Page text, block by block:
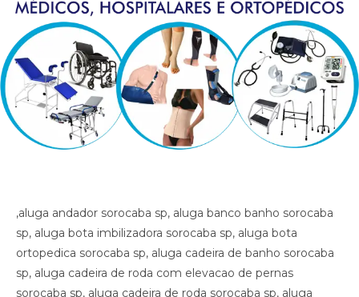
,aluga andador sorocaba sp, aluga banco banho sorocaba sp, aluga bota imbilizadora sorocaba sp, aluga bota ortopedica sorocaba sp, aluga cadeira de banho sorocaba sp, aluga cadeira de roda com elevacao de pernas sorocaba sp, aluga cadeira de roda sorocaba sp, aluga cadeira de roda gordo sorocaba sp, aluga cadeira de roda obeso sorocaba sp, aluga cadeira de rodas para perna reta sorocaba sp, aluga cama fawler sorocaba sp, aluga cama hospitalar sorocaba sp, aluga diva sorocaba sp, aluga maca sorocaba sp, aluga muleta sorocaba sp, alugar cama hospitalar sorocaba sp , aluguel andador sorocaba sp, aluguel banco de banho sorocaba sp, aluguel bota imobilizadora sorocaba sp, aluguel bota ortopedica sorocaba sp, aluguel cadeira de banho sorocaba sp, aluguel cadeira de roda sorocaba sp, aluguel cadeira de roda gordo sorocaba sp, aluguel cadeira de roda obeso sorocaba sp, aluguel cadeira de rodas com elevacao de pernas sorocaba sp, aluguel cadeira de rodas para perna reta sorocaba sp, aluguel cama fawler sorocaba sp, aluguel cama hospitalar sorocaba sp, aluguel diva sorocaba sp, aluguel maca sorocaba sp, aluguel maca sorocaba sp, aluguel muleta sorocaba sp, andador sorocaba sp, artigos hospitalares sorocaba sp, assento para banho sorocaba sp, banco para banho sorocaba sp, bota imibilizadora sorocaba sp, bota imobilizadora sorocaba sp, bota ortopedica barata sorocaba sp, bota ortopedica sorocaba sp, cadeira de higiene sorocaba sp, cadeira de banho sorocaba sp, cadeira de higiene sorocaba sp, cadeira de necessidades sorocaba sp, cadeira de roda gordo sorocaba sp, cadeira de roda obeso sorocaba sp, cadeira de rodas aluguel sorocaba sp, cadeira de rodas elevacao de pernas sorocaba sp, cadeira de rodas higienica sorocaba sp, cadeira de rodas para banho preco sorocaba sp, cadeira de rodas para gordo sorocaba sp, cadeira higienica dobravel sorocaba sp, cadeira higienica preco sorocaba sp, cadeira para banho preco sorocaba sp, cadeira para vaso sorocaba sp, cadeiras de rodas sorocaba sp, calha afo ortopedica pe caido sorocaba sp, calha afo ortopedica pe caido sorocaba sp, calha afo ortopedica pe caido sorocaba sp, cama fawler sorocaba sp, cama hospitalar automatica sorocaba sp, cama hospitalar sorocaba sp, cama hospitalar manual sorocaba sp, cedeira de rodas sorocaba sp, cilindro de oxigenio medicinal sorocaba sp, clinica ortopedica sorocaba sp, clinica so trauma sorocaba sp, colar cervical sorocaba sp, diva sorocaba sp, equipamentos medicos sorocaba sp, fisioterapia sorocaba sp, hospital sorocaba sp, hospital so trauma sorocaba sp, imobilizador articulado cotovelo sorocaba sp, imobilizador articulado joelho sorocaba sp, imobilizador articulado joelho sorocaba sp, imobilizador articulado sorocaba sp, joelheira sorocaba sp, joelheira ortopedica brace sorocaba sp, joelheira ortopedica brace sorocaba sp sorocaba sp, joelheira ortopedica sorocaba sp, joelheira ortopedica sorocaba sp, joelheira ortopedica sorocaba sp, joelheira ortopedica sorocaba sp, joelheira ortopedica sorocaba sp, locacao andador sorocaba sp, locacao banco de banho sorocaba sp, locacao bota imobilizadora sorocaba sp, locacao bota ortopedica sorocaba sp, locacao cadeira de banho sorocaba sp, locacao cadeira de roda sorocaba sp, locacao cadeira de roda gordo sorocaba sp, locacao cadeira de roda obeso sorocaba sp, locacao cadeira de rodas elevalcao de pernas sorocaba sp, locacao cama fawler sorocaba sp, locacao cama hospitalar sorocaba sp, locacao de cadeira de rodas sorocaba sp, locacao de cadeira de rodas para perna reta sorocaba sp, locacao diva sorocaba sp, locacao maca sorocaba sp, locacao maca sorocaba sp, locacao muleta sorocaba sp, locadora andador sorocaba sp, locadora banco de banho sorocaba sp, locadora bota imobilizadora sorocaba sp, locadora bota ortopedica sorocaba sp, locadora cadeira de banho sorocaba sp, locadora cadeira de roda sorocaba sp, locadora cadeira de roda gordo sorocaba sp, locadora cadeira de roda obeso sorocaba sp, locadora cadeira de rodas elevecao de pernas, locadora cadeira de rodas para perna reta sorocaba sp, locadora cama fawler sorocaba sp, locadora cama hospitalar sorocaba sp, locadora diva sorocaba sp, locadora maca sorocaba sp, locadora maca sorocaba sp, locadora muleta sorocaba sp, loja bota ortopedica sorocaba sp, loja cadeira de banho sorocaba sp, loja cadeira de roda sorocaba sp, loja cama hospitalar sorocaba sp, loja muleta sorocaba sp, loja produtos medicos sorocaba sp, loja produtos hospitalar sorocaba sp, loja produtos hospitalares sorocaba sp, loja produtos medicos sorocaba sp, loja produtos ortopedicos sorocaba sp, loja vende andador sorocaba sp, loja vende bota ortopedica sorocaba sp, loja vende cadeira de rodas perna reta sorocaba sp, loja vende cama fawler sorocaba sp, loja vende muleta sorocaba sp, loja vende tipoia sorocaba sp, maca sorocaba sp, material cirurgico sorocaba sp, medico ortopedista sorocaba sp, muleta barata sorocaba sp, muleta sorocaba sp, muleta usada sorocaba sp, muletas sorocaba sp, munhequeira sorocaba sp, ortese articulada cotovelo sorocaba sp, ortese articulada cotovelo sorocaba sp, ortese articulado cotovelo sorocaba sp, ortese notuna facite plantar sorocaba sp, ortese noturna facite plantar sorocaba sp, ortese noturna facite plantar sorocaba sp, ortopedia sorocaba sp, poltrona hospitalar preco sorocaba sp, poltrona reclinavel hospitalar sorocaba sp, preco cadeira de banho sorocaba sp, preco cama hospitalar sorocaba sp, produtos hospitalares sorocaba sp, produtos medicos sorocaba sp, reabilitacao sorocaba sp, sutia cirurgia sorocaba sp, sutia ortopedico sorocaba sp, sutia ortopedico sorocaba sp, sutia pos operatorio sorocaba sp, sutia pos operatorio sorocaba sp, tala sorocaba sp, talas sorocaba sp, tipoia sorocaba sp, venda muleta sorocaba sp, vende cadeira de banho sorocaba sp, vende maca sorocaba sp, vende muleta sorocaba sp, vende produtos hospitalares sorocaba sp, vende produtos medicos sorocaba sp, ,aluga andador sorocaba sp, aluga banco banho sorocaba sp, aluga bota imbilizadora sorocaba sp, aluga bota ortopedica sorocaba sp, aluga cadeira de banho sorocaba sp, aluga cadeira de roda com elevacao de pernas sorocaba sp, aluga cadeira de roda sorocaba sp, aluga cadeira de roda gordo sorocaba sp, aluga cadeira de roda obeso sorocaba sp, aluga cadeira de rodas para perna reta sorocaba sp, aluga cama fawler sorocaba sp, aluga cama hospitalar sorocaba sp, aluga diva sorocaba sp, aluga maca sorocaba sp, aluga muleta sorocaba sp, alugar cama hospitalar sorocaba sp , aluguel andador sorocaba sp, aluguel banco de banho sorocaba sp, aluguel bota imobilizadora sorocaba sp, aluguel bota ortopedica sorocaba sp, aluguel cadeira de banho sorocaba sp, aluguel cadeira de roda sorocaba sp, aluguel cadeira de roda gordo sorocaba sp, aluguel cadeira de roda obeso sorocaba sp, aluguel cadeira de rodas com elevacao de pernas sorocaba sp, aluguel cadeira de rodas para perna reta sorocaba sp, aluguel cama fawler sorocaba sp, aluguel cama hospitalar sorocaba sp, aluguel diva sorocaba sp, aluguel maca sorocaba sp, aluguel maca sorocaba sp, aluguel muleta sorocaba sp, andador sorocaba sp, artigos hospitalares sorocaba sp, assento para banho sorocaba sp, banco para banho sorocaba sp, bota imibilizadora sorocaba sp, bota imobilizadora sorocaba sp, bota ortopedica barata sorocaba sp, bota ortopedica sorocaba sp, cadeira de higiene sorocaba sp, cadeira de banho sorocaba sp, cadeira de higiene sorocaba sp, cadeira de necessidades sorocaba sp, cadeira de roda gordo sorocaba sp, cadeira de roda obeso sorocaba sp, cadeira de rodas aluguel sorocaba sp, cadeira de rodas elevacao de pernas sorocaba sp, cadeira de rodas higienica sorocaba sp, cadeira de rodas para banho preco sorocaba sp, cadeira de rodas para gordo sorocaba sp, cadeira higienica dobravel sorocaba sp, cadeira higienica preco sorocaba sp, cadeira para banho preco sorocaba sp, cadeira para vaso sorocaba sp, cadeiras de rodas sorocaba sp, calha afo ortopedica pe caido sorocaba sp, calha afo ortopedica pe caido sorocaba sp, calha afo ortopedica pe caido sorocaba sp, cama fawler sorocaba sp, cama hospitalar automatica sorocaba sp, cama hospitalar sorocaba sp, cama hospitalar manual sorocaba sp, cedeira de rodas sorocaba sp, cilindro de oxigenio medicinal sorocaba sp, clinica ortopedica sorocaba sp, clinica so trauma sorocaba sp, colar cervical sorocaba sp, diva sorocaba sp, equipamentos medicos sorocaba sp, fisioterapia sorocaba sp, hospital sorocaba sp, hospital so trauma sorocaba sp, imobilizador articulado cotovelo sorocaba sp, imobilizador articulado joelho sorocaba sp, imobilizador articulado joelho sorocaba sp, imobilizador articulado sorocaba sp, joelheira sorocaba sp, joelheira ortopedica brace sorocaba sp, joelheira ortopedica brace sorocaba sp sorocaba sp, joelheira ortopedica sorocaba sp, joelheira ortopedica sorocaba sp, joelheira ortopedica sorocaba sp, joelheira ortopedica sorocaba sp, joelheira ortopedica sorocaba sp, locacao andador sorocaba sp, locacao banco de banho sorocaba sp, locacao bota imobilizadora sorocaba sp, locacao bota ortopedica sorocaba sp, locacao cadeira de banho sorocaba sp, locacao cadeira de roda sorocaba sp, locacao cadeira de roda gordo sorocaba sp, locacao cadeira de roda obeso sorocaba sp, locacao cadeira de rodas elevalcao de pernas sorocaba sp, locacao cama fawler sorocaba sp, locacao cama hospitalar sorocaba sp, locacao de cadeira de rodas sorocaba sp, locacao de cadeira de rodas para perna reta sorocaba sp, locacao diva sorocaba sp, locacao maca sorocaba sp, locacao maca sorocaba sp, locacao muleta sorocaba sp, locadora andador sorocaba sp, locadora banco de banho sorocaba sp, locadora bota imobilizadora sorocaba sp, locadora bota ortopedica sorocaba sp, locadora cadeira de banho sorocaba sp, locadora cadeira de roda sorocaba sp, locadora cadeira de roda gordo sorocaba sp, locadora cadeira de roda obeso sorocaba sp, locadora cadeira de rodas elevecao de pernas, locadora cadeira de rodas para perna reta sorocaba sp, lo